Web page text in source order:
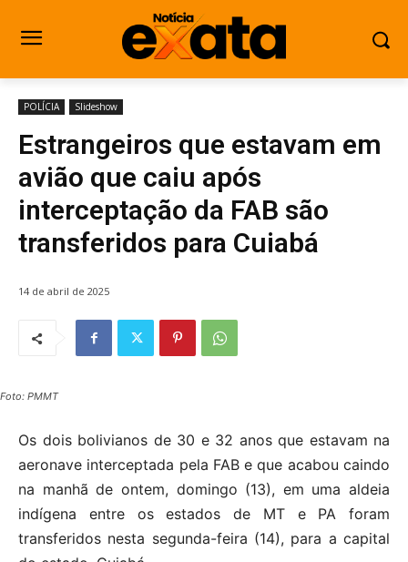
POLÍCIA Slideshow
Estrangeiros que estavam em
avião que caiu após
interceptação da FAB são
transferidos para Cuiabá
14 de abril de 2025
Foto: PMMT
Os dois bolivianos de 30 e 32 anos que estavam na
aeronave interceptada pela FAB e que acabou caindo
na manhã de ontem, domingo (13), em uma aldeia
indígena entre os estados de MT e PA foram
transferidos nesta segunda-feira (14), para a capital